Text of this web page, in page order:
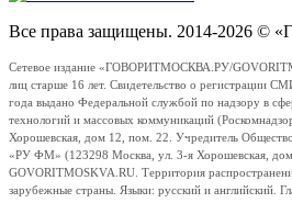
Все права защищены. 2014-2026 ©
Сетевое издание «ГОВОРИТМОСКВА.РУ/
лиц старше 16 лет. Свидетельство о регистрации
года выдано Федеральной службой по надзору в
технологий и массовых коммуникаций
Хорошевская, дом 12, пом. 22. Учредитель
«РУ ФМ» (123298 Москва, ул. 3-я Хорошевская,
GOVORITMOSKVA.RU. Территория
зарубежные страны. Языки: русский и английский.